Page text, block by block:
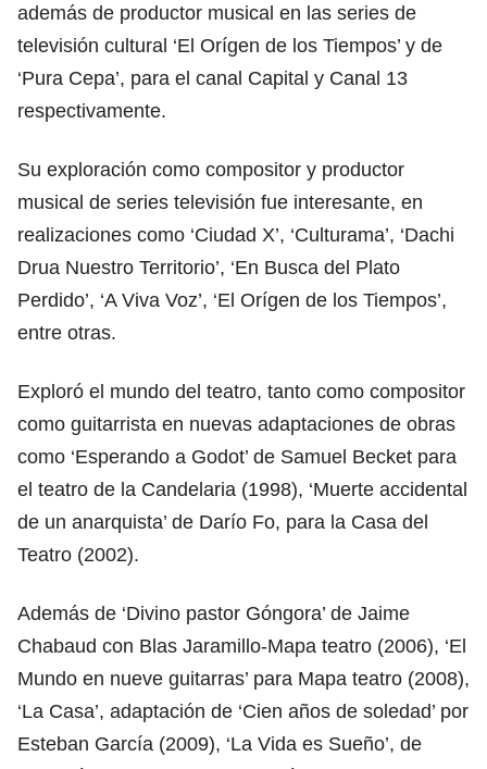
además de productor musical en las series de
televisión cultural ‘El Orígen de los Tiempos’ y de
‘Pura Cepa’, para el canal Capital y Canal 13
respectivamente.
Su exploración como compositor y productor
musical de series televisión fue interesante, en
realizaciones como ‘Ciudad X’, ‘Culturama’, ‘Dachi
Drua Nuestro Territorio’, ‘En Busca del Plato
Perdido’, ‘A Viva Voz’, ‘El Orígen de los Tiempos’,
entre otras.
Exploró el mundo del teatro, tanto como compositor
como guitarrista en nuevas adaptaciones de obras
como ‘Esperando a Godot’ de Samuel Becket para
el teatro de la Candelaria (1998), ‘Muerte accidental
de un anarquista’ de Darío Fo, para la Casa del
Teatro (2002).
Además de ‘Divino pastor Góngora’ de Jaime
Chabaud con Blas Jaramillo-Mapa teatro (2006), ‘El
Mundo en nueve guitarras’ para Mapa teatro (2008),
‘La Casa’, adaptación de ‘Cien años de soledad’ por
Esteban García (2009), ‘La Vida es Sueño’, de